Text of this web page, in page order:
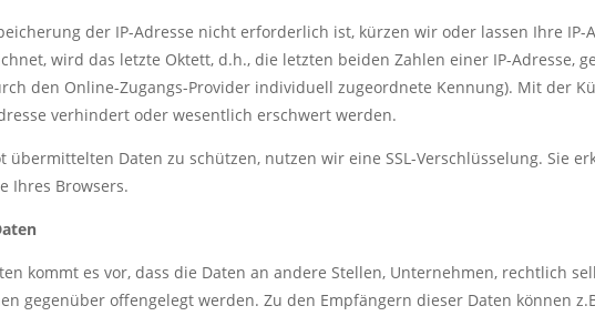
der IP-Adresse nicht erforderlich ist, kürzen wir oder lassen Ihre IP-
wird das letzte Oktett, d.h., die letzten beiden Zahlen einer IP-Adresse,
den Online-Zugangs-Provider individuell zugeordnete Kennung). Mit der
verhindert oder wesentlich erschwert werden.
übermittelten Daten zu schützen, nutzen wir eine SSL-Verschlüsselung. Sie
Ihres Browsers.
kommt es vor, dass die Daten an andere Stellen, Unternehmen, rechtlich
gegenüber offengelegt werden. Zu den Empfängern dieser Daten können